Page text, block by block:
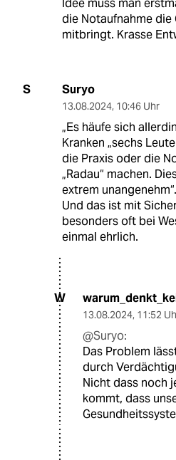
Idee muss man
die Notaufnahme die
mitbringt. Krasse
S Suryo
13.08.2024, 10:46 Uhr
„Es häufe sich
Kranken „sechs
die Praxis oder die
„Radau“ machen.
extrem
Und das ist mit
besonders oft bei
einmal ehrlich.
W
13.08.2024, 11:52
@Suryo:
Das Problem
durch
Nicht dass noch
kommt, dass